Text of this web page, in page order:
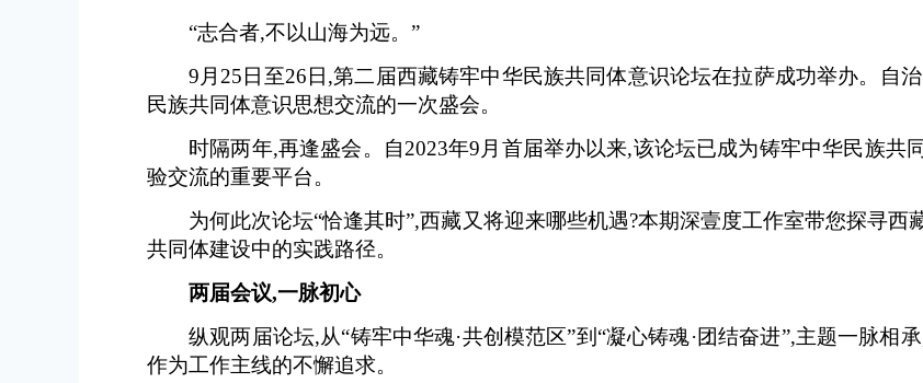
“志合者,不以山海为远。”
9月25日至26日,第二届西藏铸牢中华民族共同体意识论坛在拉萨成功举办。自
民族共同体意识思想交流的一次盛会。
时隔两年,再逢盛会。自2023年9月首届举办以来,该论坛已成为铸牢中华民族共
验交流的重要平台。
为何此次论坛“恰逢其时”,西藏又将迎来哪些机遇?本期深壹度工作室带您探寻
共同体建设中的实践路径。
两届会议,一脉初心
纵观两届论坛,从“铸牢中华魂·共创模范区”到“凝心铸魂·团结奋进”,主题一脉相
作为工作主线的不懈追求。